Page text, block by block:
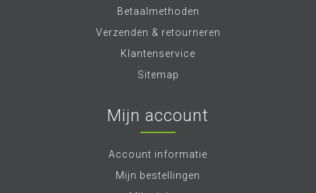
Betaalmethoden
Verzenden & retourneren
Klantenservice
Sitemap
Mijn account
Account informatie
Mijn bestellingen